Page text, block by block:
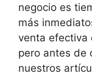
negocio es
más
venta efectiva
pero antes de
nuestros